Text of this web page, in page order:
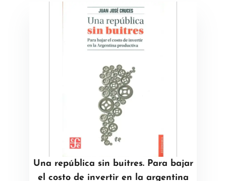
Una república sin buitres. Para bajar
el costo de invertir en la argentina